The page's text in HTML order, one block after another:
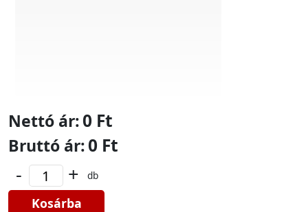
Nettó ár:0 Ft
Bruttó ár:0 Ft
- + db
Kosárba